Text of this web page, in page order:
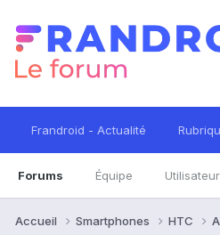
Frandroid - Actualité
Forums Équipe
Accueil Smartphones HTC